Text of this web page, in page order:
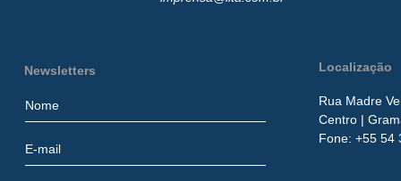
Newsletters Localização
Rua Madre
Centro |
​Fone: +55 54